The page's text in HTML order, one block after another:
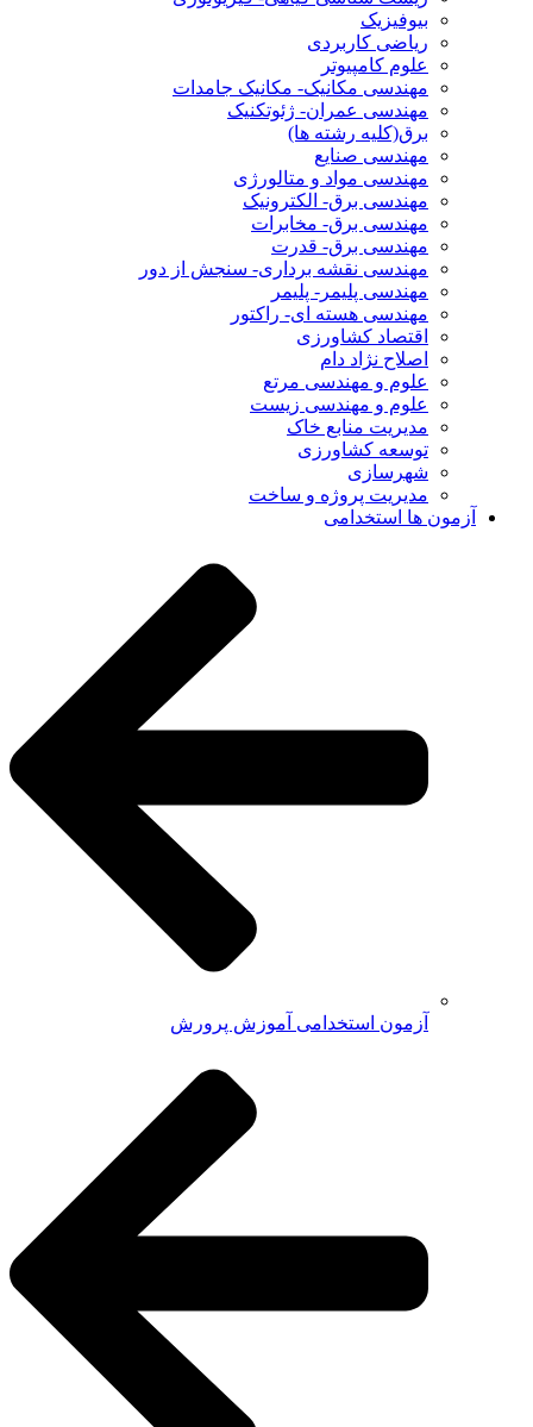
بیوفیزیک
ریاضی کاربردی
علوم کامپیوتر
مهندسی مکانیک- مکانیک جامدات
مهندسی عمران- ژئوتکنیک
برق(کلیه رشته ها)
مهندسی صنایع
مهندسی مواد و متالورژی
مهندسی برق- الکترونیک
مهندسی برق- مخابرات
مهندسی برق- قدرت
مهندسی نقشه برداری- سنجش از دور
مهندسی پلیمر- پلیمر
مهندسی هسته ای- راکتور
اقتصاد کشاورزی
اصلاح نژاد دام
علوم و مهندسی مرتع
علوم و مهندسی زیست
مدیریت منابع خاک
توسعه کشاورزی
شهرسازی
مدیریت پروژه و ساخت
آزمون ها استخدامی
آزمون استخدامی آموزش پرورش